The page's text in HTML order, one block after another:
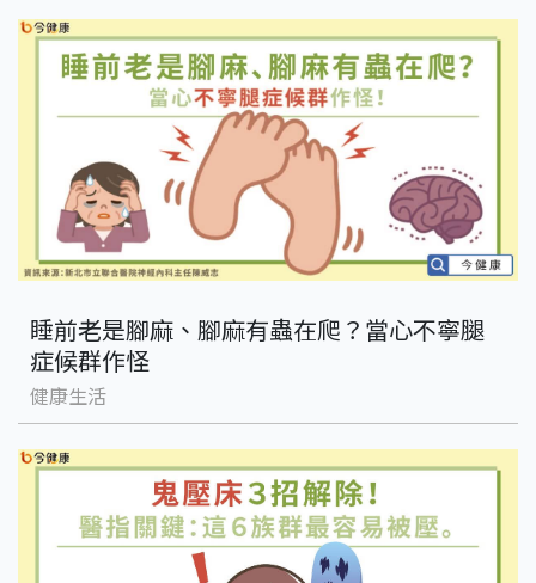
睡前老是腳麻、腳麻有蟲在爬？當心不寧腿
症候群作怪
健康生活